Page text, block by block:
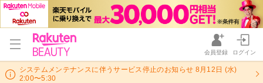
会員登録 ログイン
システムメンテナンスに伴うサービス停止のお知らせ 8月12日 (水)
2:00〜5:30